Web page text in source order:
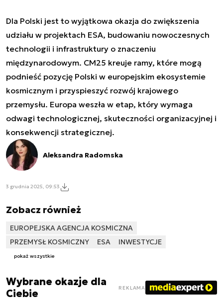
Dla Polski jest to wyjątkowa okazja do zwiększenia
udziału w projektach ESA, budowaniu nowoczesnych
technologii i infrastruktury o znaczeniu
międzynarodowym. CM25 kreuje ramy, które mogą
podnieść pozycję Polski w europejskim ekosystemie
kosmicznym i przyspieszyć rozwój krajowego
przemysłu. Europa weszła w etap, który wymaga
odwagi technologicznej, skuteczności organizacyjnej i
konsekwencji strategicznej.
Aleksandra Radomska
3 grudnia 2025, 09:53
Zobacz również
EUROPEJSKA AGENCJA KOSMICZNA
PRZEMYSŁ KOSMICZNY
ESA INWESTYCJE
pokaż wszystkie
Wybrane okazje dla
Ciebie
REKLAMA